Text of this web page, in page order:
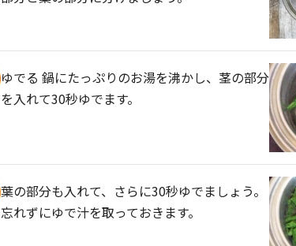
ゆでる 鍋にたっぷりのお湯を沸かし、茎の部分
を入れて30秒ゆでます。
葉の部分も入れて、さらに30秒ゆでましょう。
忘れずにゆで汁を取っておきます。